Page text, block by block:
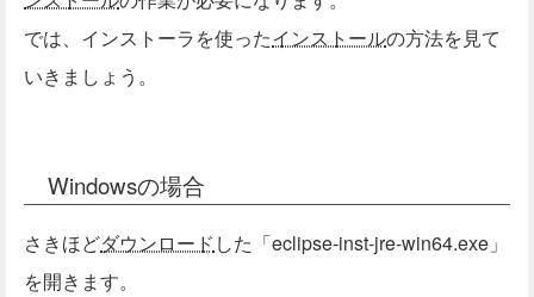
では、インストーラを使ったインストールの方法を見て
いきましょう。
Windowsの場合
さきほどダウンロード した「eclipse-inst-jre-win64.exe」
を開きます。